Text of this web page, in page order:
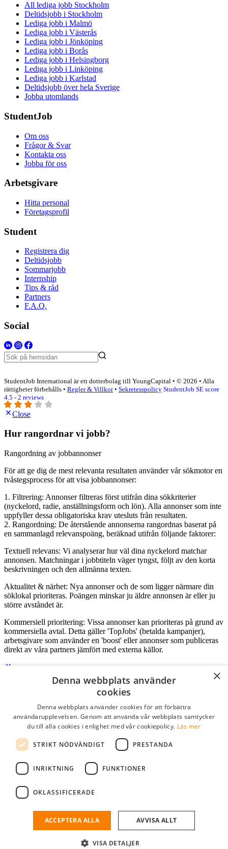
All lediga jobb Stockholm
Deltidsjobb i Stockholm
Lediga jobb i Malmö
Lediga jobb i Västerås
Lediga jobb i Jönköping
Lediga jobb i Borås
Lediga jobb i Helsingborg
Lediga jobb i Linköping
Lediga jobb i Karlstad
Deltidsjobb över hela Sverige
Jobba utomlands
StudentJob
Om oss
Frågor & Svar
Kontakta oss
Jobba för oss
Arbetsgivare
Hitta personal
Företagsprofil
Student
Registrera dig
Deltidsjobb
Sommarjobb
Internship
Tips & råd
Partners
F.A.Q.
Social
StudentJob International är ett dotterbolag till YoungCapital • © 2026 • Alla
rättigheter förbehålls • Regler & Villkor• Sekretesspolicy StudentJob SE score
4.5 - 2 reviews
Close
Hur rangordnar vi jobb?
Rangordning av jobbannonser
För att ge dig de mest relevanta resultaten använder vår sökmotor en
tvåstegsprocess för att visa jobbannonser:
1. Filtrering: Annonser filtreras först utifrån dina sökkriterier
(nyckelord, radie, anställningsform och lön). Alla annonser som inte
uppfyller dessa obligatoriska krav utesluts från resultaten.
2. Rangordning: De återstående annonserna rangordnas baserat på
en sammanlagd relevanspoäng, beräknad utifrån följande faktorer:
Textuell relevans: Vi analyserar hur väl dina nyckelord matchar
annonsen. Matchningar i jobbtiteln väger tyngst, följt av den korta
beskrivningen och den allmänna texten.
Aktualitet & närhet: Nya annonser och de som ligger närmare din
söklokal prioriteras. Poängen minskar ju äldre annonsen är eller ju
större avståndet är.
Kommersiell prioritering: Vissa annonser kan prioriteras på grund av
kommersiella avtal. Detta gäller 'TopJobs' (betalda kampanjer),
arbetsgivare som använder en 'boost' eller annonser som publiceras
direkt av våra partners jämfört med externa källor.
Logga in som företag
Lösenord
kom ihåg mig
logga in
Kostnadsfri företagsprofil
och söka efter passande kandidater till ditt företag.
×
Denna webbplats använder
cookies
Denna webbplats använder cookies för att förbättra
användarupplevelsen. Genom att använda vår webbplats samtycker
du till alla cookies i enlighet med vår cookiepolicy. Läs mer
STRIKT NÖDVÄNDIGT PRESTANDA
INRIKTNING FUNKTIONER
OKLASSIFICERADE
ACCEPTERA ALLA AVVISA ALLT
VISA DETALJER